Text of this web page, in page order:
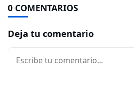
0 COMENTARIOS
Deja tu comentario
Comentario